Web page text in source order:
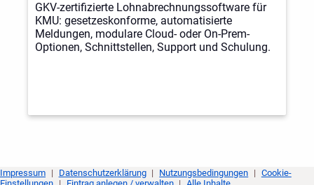
GKV-zertifizierte Lohnabrechnungssoftware für
KMU: gesetzeskonforme, automatisierte
Meldungen, modulare Cloud- oder On-Prem-
Optionen, Schnittstellen, Support und Schulung.
Impressum | Datenschutzerklärung | Nutzungsbedingungen | Cookie-